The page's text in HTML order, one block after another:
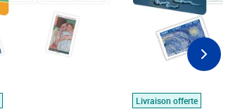
Livraison offerte